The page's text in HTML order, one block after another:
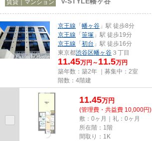
賃貸｜マンション
京王線 「幡ヶ谷 」駅 徒歩8分
京王線 「笹塚 」駅 徒歩19分
京王線 「初台 」駅 徒歩16分
東京都渋谷区幡ヶ谷 ３丁目
11.45万円～ 11.5万円
築年数：築2年 ｜募集中： 2室
階数：4階建
11.45万円
(管理費・共益費 10,000円)
敷：0ヶ月｜礼：0ヶ月
所在階：1階
間取り：1K